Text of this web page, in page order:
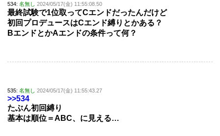
534: 名無し 2024/05/17(金) 11:55:08.50
最終試験で1位取ってCエンドだったんだけど
初回プロデュースはCエンド縛りとかある？
BエンドとかAエンドの条件って何？
535: 名無し 2024/05/17(金) 11:55:43.27
>>534
たぶん初回縛り
基本は順位＝ABC、に見える…